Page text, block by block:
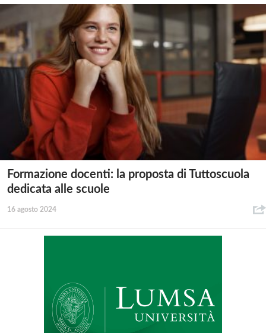
Formazione docenti: la proposta di Tuttoscuola
dedicata alle scuole
16 agosto 2024